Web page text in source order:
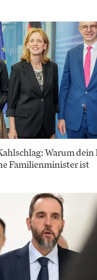
Warum dein
Familienminister ist